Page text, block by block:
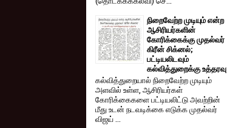
நிறைவேற்ற முடியும் என்ற
ஆசிரியர்களின்
கோரிக்கைக்கு முதல்வர்
கிரீன் சிக்னல்;
பட்டியலிடவும்
கல்வித்துறைக்கு உத்தரவு
கல்வித்துறையால் நிறைவேற்ற முடியும்
அளவில் உள்ள, ஆசிரியர்கள்
கோரிக்கைகளை பட்டியலிட்டு அவற்றின்
மீது உடன் நடவடிக்கை எடுக்க முதல்வர்
விஜய் ...